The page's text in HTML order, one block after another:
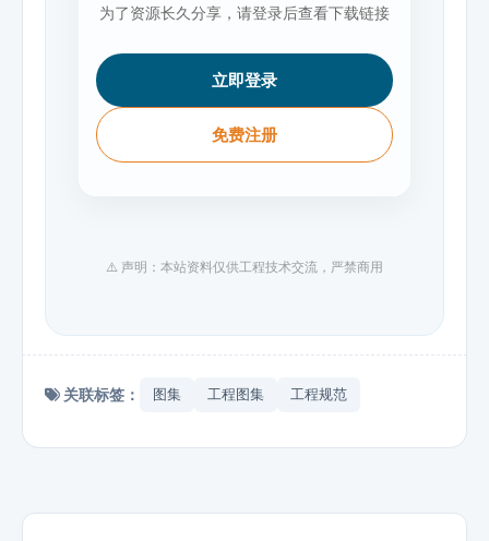
为了资源长久分享，请登录后查看下载链接
立即登录
免费注册
⚠️ 声明：本站资料仅供工程技术交流，严禁商用
关联标签： 图集 工程图集 工程规范